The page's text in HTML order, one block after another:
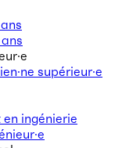
supérieur·e
ingénierie